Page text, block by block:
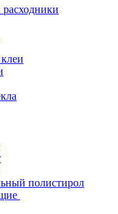
полистирол